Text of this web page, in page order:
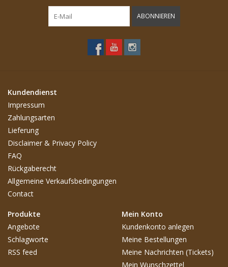
ABONNIEREN
Kundendienst
Impressum
Zahlungsarten
Lieferung
Disclaimer & Privacy Policy
FAQ
Rückgaberecht
Allgemeine Verkaufsbedingungen
Contact
Produkte
Angebote
Schlagworte
RSS feed
Mein Konto
Kundenkonto anlegen
Meine Bestellungen
Meine Nachrichten (Tickets)
Mein Wunschzettel